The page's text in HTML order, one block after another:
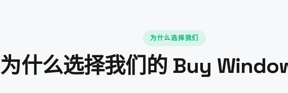
为什么选择我们
为什么选择我们的 Buy